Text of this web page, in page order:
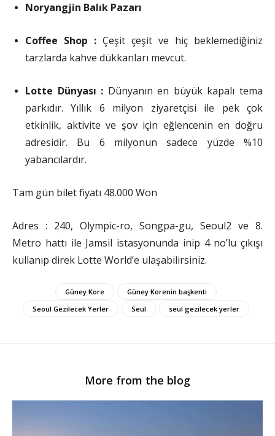
Noryangjin Balık Pazarı
Coffee Shop : Çeşit çeşit ve hiç beklemediğiniz
tarzlarda kahve dükkanları mevcut.
Lotte Dünyası : Dünyanın en büyük kapalı tema
parkıdır. Yıllık 6 milyon ziyaretçisi ile pek çok
etkinlik, aktivite ve şov için eğlencenin en doğru
adresidir. Bu 6 milyonun sadece yüzde %10
yabancılardır.
Tam gün bilet fiyatı 48.000 Won
Adres : 240, Olympic-ro, Songpa-gu, Seoul2 ve 8.
Metro hattı ile Jamsil istasyonunda inip 4 no’lu çıkışı
kullanıp direk Lotte World’e ulaşabilirsiniz.
Güney Kore
Güney Korenin başkenti
Seoul Gezilecek Yerler
Seul seul gezilecek yerler
More from the blog